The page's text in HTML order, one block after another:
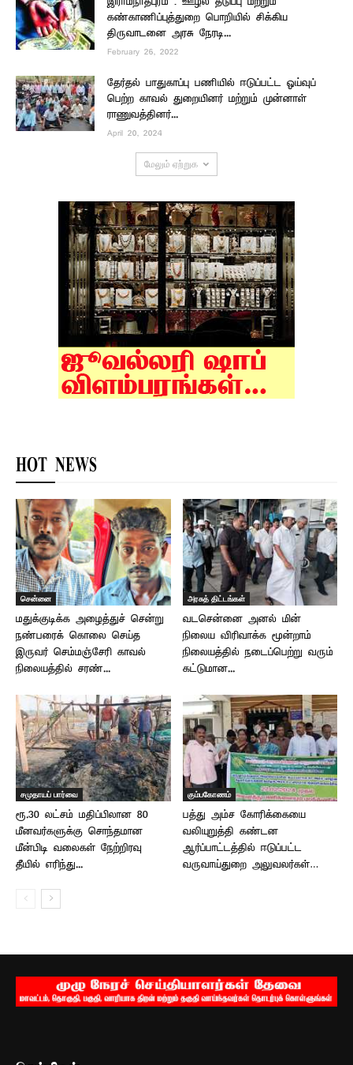
கண்காணிப்புத்துறை பொறியில் சிக்கிய
திருவாடனை அரசு நேரடி...
February 26, 2022
தேர்தல் பாதுகாப்பு பணியில் ஈடுப்பட்ட ஓய்வுப்
பெற்ற காவல் துறையினர் மற்றும் முன்னாள்
ராணுவத்தினர்...
April 20, 2024
மேலும் ஏற்றுக
HOT NEWS
சென்னை
மதுக்குடிக்க அழைத்துச் சென்று
நண்பரைக் கொலை செய்த
இருவர் செம்மஞ்சேரி காவல்
நிலையத்தில் சரண்...
அரசுத் திட்டங்கள்
வடசென்னை அனல் மின்
நிலைய விரிவாக்க மூன்றாம்
நிலையத்தில் நடைப்பெற்று வரும்
கட்டுமான...
சமுதாயப் பார்வை
ரூ.30 லட்சம் மதிப்பிலான 80
மீனவர்களுக்கு சொந்தமான
மீன்பிடி வலைகள் நேற்றிரவு
தீயில் எரிந்து...
கும்பகோணம்
பத்து அம்ச கோரிக்கையை
வலியுறுத்தி கண்டன
ஆர்ப்பாட்டத்தில் ஈடுப்பட்ட
வருவாய்துறை அலுவலர்கள்…